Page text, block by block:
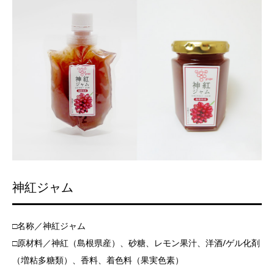
神紅ジャム
□名称／神紅ジャム
□原材料／神紅（島根県産）、砂糖、レモン果汁、洋酒/ゲル化剤
（増粘多糖類）、香料、着色料（果実色素）